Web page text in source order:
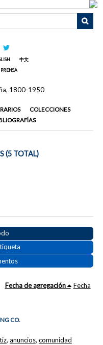
中文
PRENSA
COLECCIONES
(5 TOTAL)
Fecha de agregación Fecha
CO.
, anuncios, comunidad